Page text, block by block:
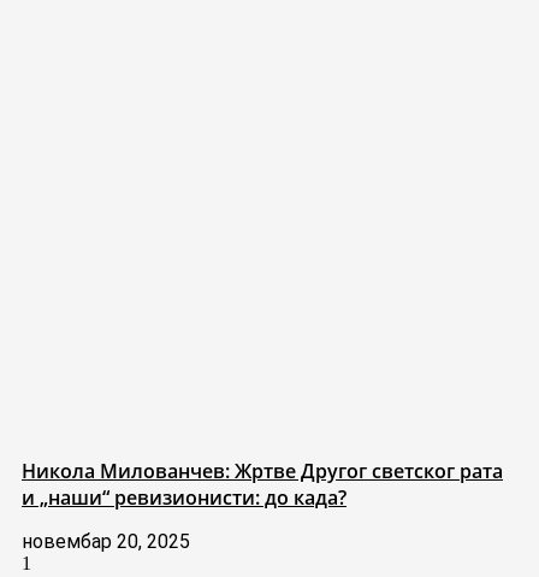
Никола Милованчев: Жртве Другог светског рата
и „наши“ ревизионисти: до када?
новембар 20, 2025